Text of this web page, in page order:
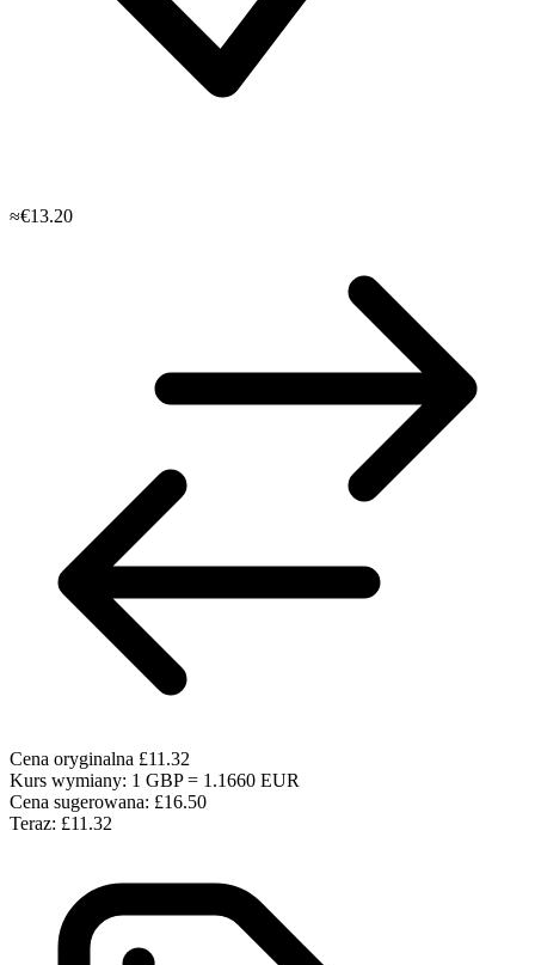
≈€13.20
Cena oryginalna £11.32
Kurs wymiany: 1 GBP = 1.1660 EUR
Cena sugerowana: £16.50
Teraz: £11.32